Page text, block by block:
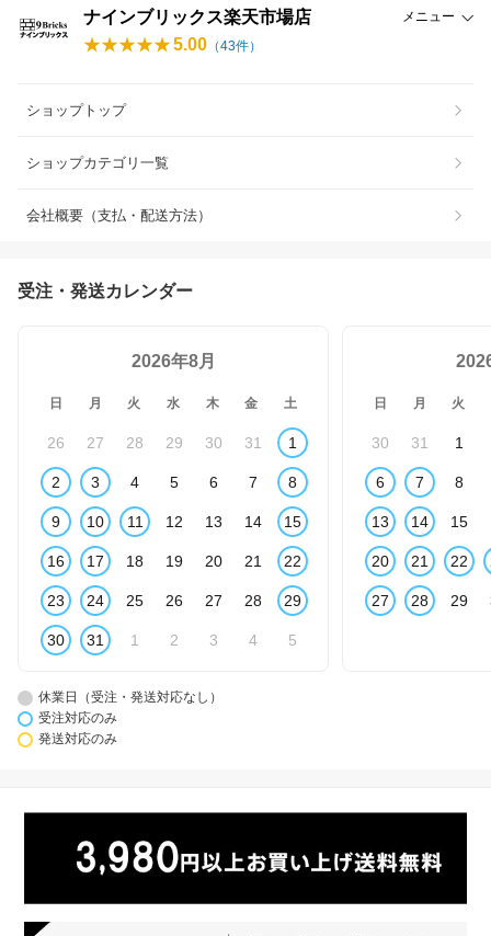
ナインブリックス楽天市場店 メニュー
5.00 （43件）
ショップトップ
ショップカテゴリ一覧
会社概要（支払・配送方法）
受注・発送カレンダー
2026年8月
日 月 火 水 木 金 土
26 27 28 29 30 31 1
2 3 4 5 6 7 8
9 10 11 12 13 14 15
16 17 18 19 20 21 22
23 24 25 26 27 28 29
30 31 1 2 3 4 5
日 月 火
30 31 1
6 7 8
13 14 15
20 21 22
27 28 29
休業日（受注・発送対応なし）
受注対応のみ
発送対応のみ